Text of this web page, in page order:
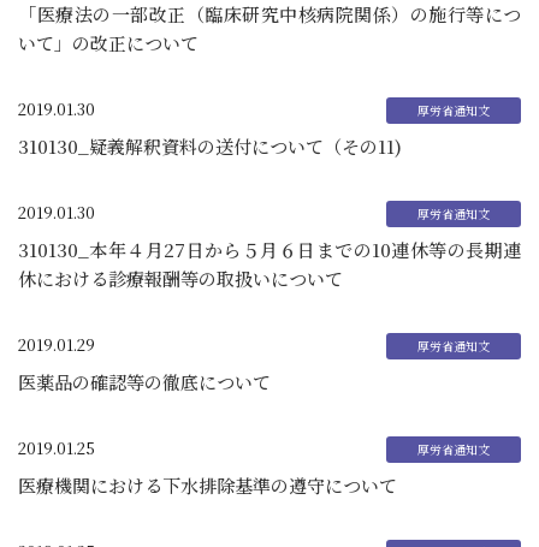
「医療法の一部改正（臨床研究中核病院関係）の施行等につ
いて」の改正について
2019.01.30
310130_疑義解釈資料の送付について（その11)
2019.01.30
310130_本年４月27日から５月６日までの10連休等の長期連
休における診療報酬等の取扱いについて
2019.01.29
医薬品の確認等の徹底について
2019.01.25
医療機関における下水排除基準の遵守について